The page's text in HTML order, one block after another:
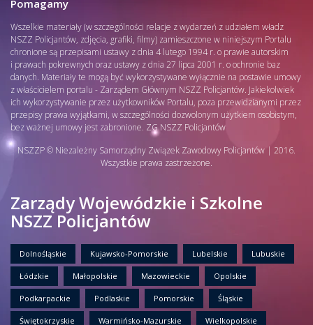
Pomagamy
Wszelkie materiały (w szczególności relacje z wydarzeń z udziałem władz
NSZZ Policjantów, zdjęcia, grafiki, filmy) zamieszczone w niniejszym Portalu
chronione są przepisami ustawy z dnia 4 lutego 1994 r. o prawie autorskim
i prawach pokrewnych oraz ustawy z dnia 27 lipca 2001 r. o ochronie baz
danych. Materiały te mogą być wykorzystywane wyłącznie na postawie umowy
z właścicielem portalu - Zarządem Głównym NSZZ Policjantów. Jakiekolwiek
ich wykorzystywanie przez użytkowników Portalu, poza przewidzianymi przez
przepisy prawa wyjątkami, w szczególności dozwolonym użytkiem osobistym,
bez ważnej umowy jest zabronione. ZG NSZZ Policjantów
NSZZP © Niezależny Samorządny Związek Zawodowy Policjantów | 2016.
Wszystkie prawa zastrzeżone.
Zarządy Wojewódzkie i Szkolne
NSZZ Policjantów
Dolnośląskie Kujawsko-Pomorskie Lubelskie Lubuskie
Łódzkie Małopolskie Mazowieckie Opolskie
Podkarpackie Podlaskie Pomorskie Śląskie
Świętokrzyskie Warmińsko-Mazurskie Wielkopolskie